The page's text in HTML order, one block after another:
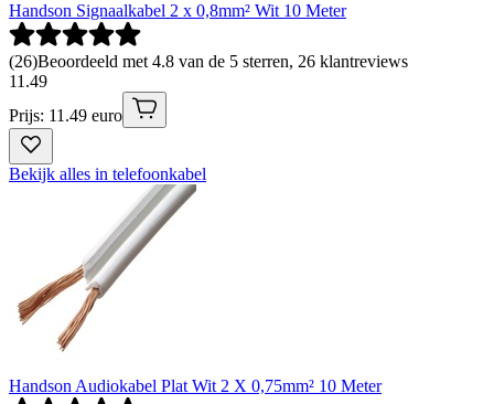
Handson Signaalkabel 2 x 0,8mm² Wit 10 Meter
(26)Beoordeeld met 4.8 van de 5 sterren, 26 klantreviews
11 .49
Prijs: 11.49 euro
Bekijk alles in telefoonkabel
Handson Audiokabel Plat Wit 2 X 0,75mm² 10 Meter